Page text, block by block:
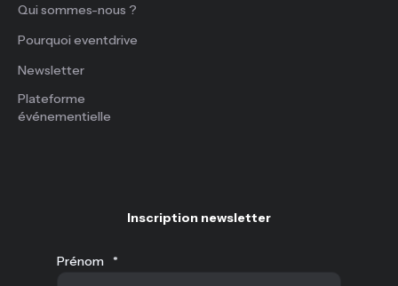
Qui sommes-nous ?
Pourquoi eventdrive
Newsletter
Plateforme
événementielle
Inscription newsletter
Prénom *